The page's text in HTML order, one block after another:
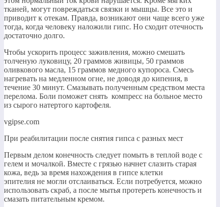
тканей, могут повреждаться связки и мышцы. Все это и
приводит к отекам. Правда, возникают они чаще всего уже
тогда, когда человеку наложили гипс. Но сходит отечность
достаточно долго.​
​Чтобы ускорить процесс заживления, можно смешать
толченую луковицу, 20 граммов живицы, 50 граммов
оливкового масла, 15 граммов медного купороса. Смесь
нагревать на медленном огне, не доводя до кипения, в
течение 30 минут. Смазывать полученным средством места
перелома. Боли поможет снять компресс на больное место
из сырого натертого картофеля.​
vgipse.com
​При реабилитации после снятия гипса с разных мест​
​Первым делом конечность следует помыть в теплой воде с
гелем и мочалкой. Вместе с грязью начнет слазить старая
кожа, ведь за время нахождения в гипсе клетки
эпителия не могли отслаиваться. Если потребуется, можно
использовать скраб, а после мытья протереть конечность и
смазать питательным кремом.​